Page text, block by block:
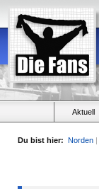
Aktuell
Du bist hier: Norden |